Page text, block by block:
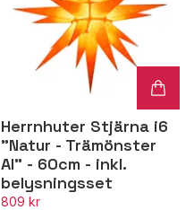
Herrnhuter Stjärna i6
"Natur - Trämönster
Al" - 60cm - inkl.
belysningsset
809 kr